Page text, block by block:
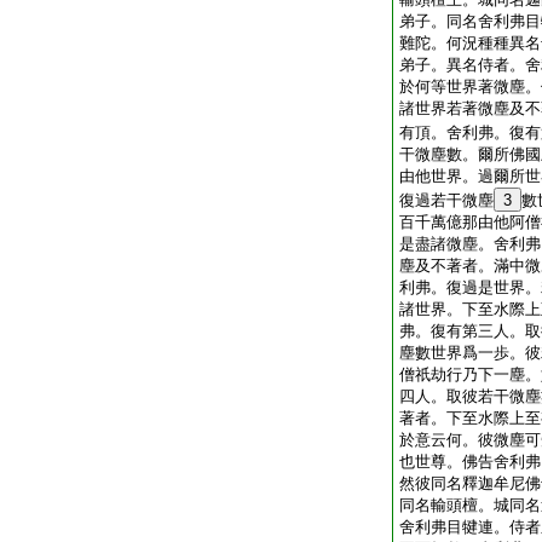
弟子。同名舍利弗
難陀。何況種種異
弟子。異名侍者。
於何等世界著微塵
諸世界若著微塵及
有頂。舍利弗。復
干微塵數。爾所佛
由他世界。過爾所
復過若干微塵 3 數
百千萬億那由他阿
是盡諸微塵。舍利
塵及不著者。滿中
利弗。復過是世界
諸世界。下至水際
弗。復有第三人。
塵數世界爲一歩。
僧祇劫行乃下一塵
四人。取彼若干微
著者。下至水際上
於意云何。彼微塵
也世尊。佛告舍利
然彼同名釋迦牟尼
同名輸頭檀。城同
舍利弗目犍連。侍